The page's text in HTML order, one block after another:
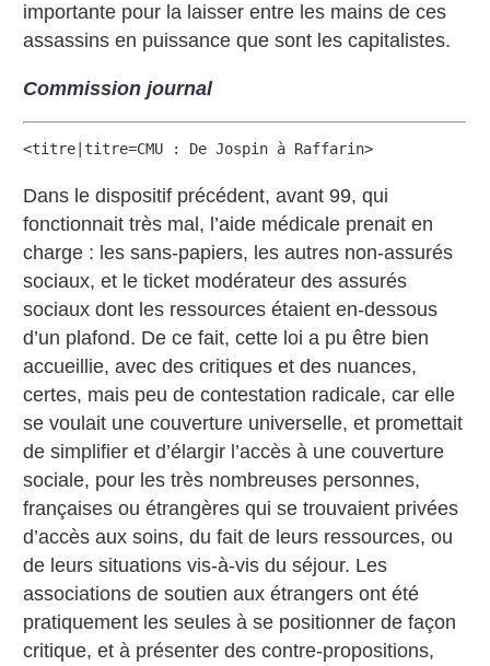
importante pour la laisser entre les mains de ces
assassins en puissance que sont les capitalistes.
Commission journal
<titre|titre=CMU : De Jospin à Raffarin>
Dans le dispositif précédent, avant 99, qui
fonctionnait très mal, l’aide médicale prenait en
charge : les sans-papiers, les autres non-assurés
sociaux, et le ticket modérateur des assurés
sociaux dont les ressources étaient en-dessous
d’un plafond. De ce fait, cette loi a pu être bien
accueillie, avec des critiques et des nuances,
certes, mais peu de contestation radicale, car elle
se voulait une couverture universelle, et promettait
de simplifier et d’élargir l’accès à une couverture
sociale, pour les très nombreuses personnes,
françaises ou étrangères qui se trouvaient privées
d’accès aux soins, du fait de leurs ressources, ou
de leurs situations vis-à-vis du séjour. Les
associations de soutien aux étrangers ont été
pratiquement les seules à se positionner de façon
critique, et à présenter des contre-propositions,